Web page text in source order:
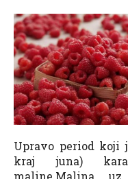
Upravo period koji
kraj juna)
maline.Malina